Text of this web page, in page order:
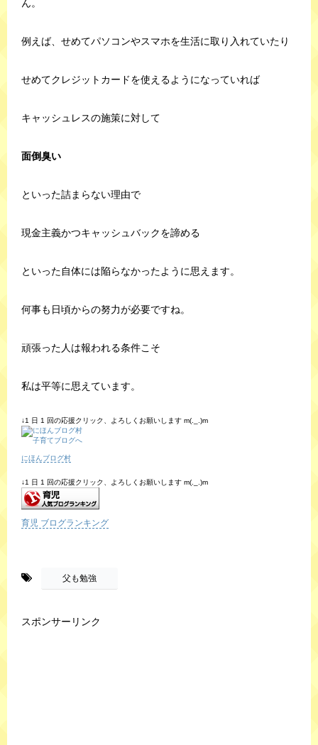
ん。
例えば、せめてパソコンやスマホを生活に取り入れていたり
せめてクレジットカードを使えるようになっていれば
キャッシュレスの施策に対して
面倒臭い
といった詰まらない理由で
現金主義かつキャッシュバックを諦める
といった自体には陥らなかったように思えます。
何事も日頃からの努力が必要ですね。
頑張った人は報われる条件こそ
私は平等に思えています。
↓1 日 1 回の応援クリック、よろしくお願いします m(._.)m
にほんブログ村
↓1 日 1 回の応援クリック、よろしくお願いします m(._.)m
育児 ブログランキング
父も勉強
スポンサーリンク